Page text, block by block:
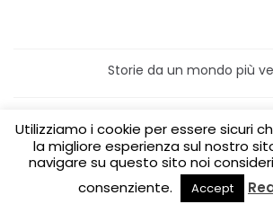
Storie da un mondo più
Laboratori/Visite per le
Green content per aziende
Utilizziamo i cookie per essere sicuri
la migliore esperienza sul nostro
navigare su questo sito noi
consenziente.
Accept